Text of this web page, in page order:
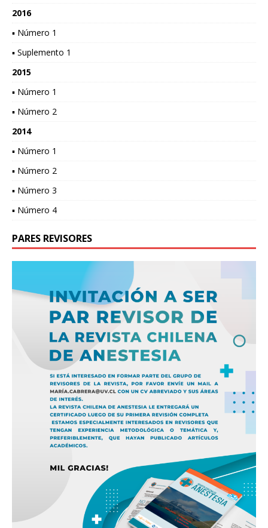
2016
▪ Número 1
▪ Suplemento 1
2015
▪ Número 1
▪ Número 2
2014
▪ Número 1
▪ Número 2
▪ Número 3
▪ Número 4
PARES REVISORES